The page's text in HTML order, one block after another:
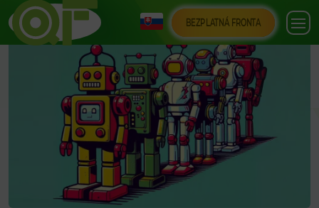
BEZPLATNÁ FRONTA